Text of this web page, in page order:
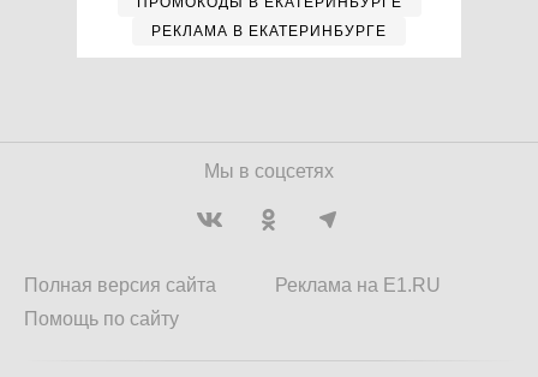
РЕКЛАМА В ЕКАТЕРИНБУРГЕ
Мы в соцсетях
Полная версия сайта
Помощь по сайту
Реклама на E1.RU